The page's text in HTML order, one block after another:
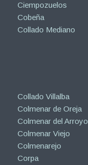
Ciempozuelos
Cobeña
Collado Mediano
Collado Villalba
Colmenar de Oreja
Colmenar del Arroyo
Colmenar Viejo
Colmenarejo
Corpa